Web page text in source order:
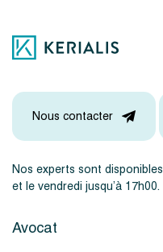
Nos experts sont
et le vendredi jusqu’à 17h00.
Nous contacter
Avocat